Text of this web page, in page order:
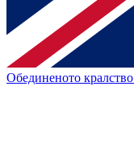
Обединеното кралство